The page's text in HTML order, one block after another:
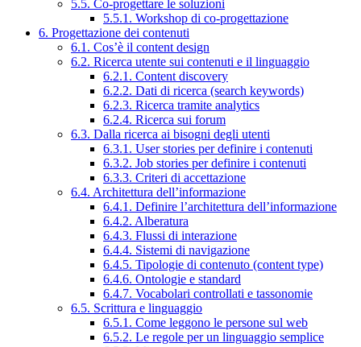
5.5. Co-progettare le soluzioni
5.5.1. Workshop di co-progettazione
6. Progettazione dei contenuti
6.1. Cos’è il content design
6.2. Ricerca utente sui contenuti e il linguaggio
6.2.1. Content discovery
6.2.2. Dati di ricerca (search keywords)
6.2.3. Ricerca tramite analytics
6.2.4. Ricerca sui forum
6.3. Dalla ricerca ai bisogni degli utenti
6.3.1. User stories per definire i contenuti
6.3.2. Job stories per definire i contenuti
6.3.3. Criteri di accettazione
6.4. Architettura dell’informazione
6.4.1. Definire l’architettura dell’informazione
6.4.2. Alberatura
6.4.3. Flussi di interazione
6.4.4. Sistemi di navigazione
6.4.5. Tipologie di contenuto (content type)
6.4.6. Ontologie e standard
6.4.7. Vocabolari controllati e tassonomie
6.5. Scrittura e linguaggio
6.5.1. Come leggono le persone sul web
6.5.2. Le regole per un linguaggio semplice